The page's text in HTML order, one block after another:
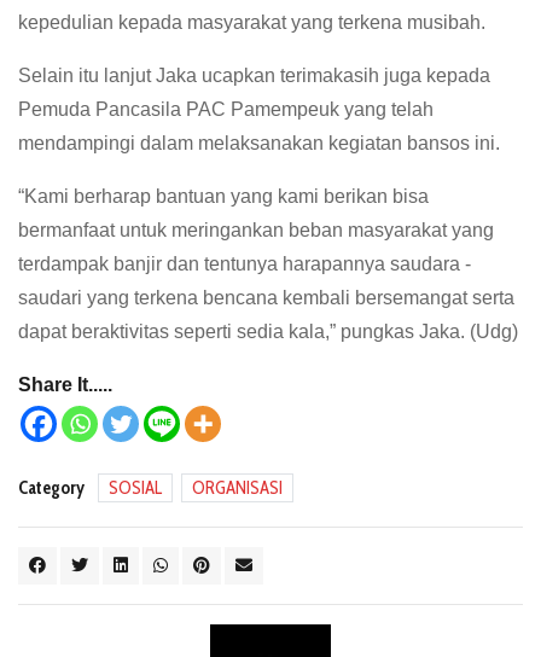
kepedulian kepada masyarakat yang terkena musibah.
Selain itu lanjut Jaka ucapkan terimakasih juga kepada
Pemuda Pancasila PAC Pamempeuk yang telah
mendampingi dalam melaksanakan kegiatan bansos ini.
“Kami berharap bantuan yang kami berikan bisa
bermanfaat untuk meringankan beban masyarakat yang
terdampak banjir dan tentunya harapannya saudara -
saudari yang terkena bencana kembali bersemangat serta
dapat beraktivitas seperti sedia kala,” pungkas Jaka. (Udg)
Share It.....
Category SOSIAL ORGANISASI